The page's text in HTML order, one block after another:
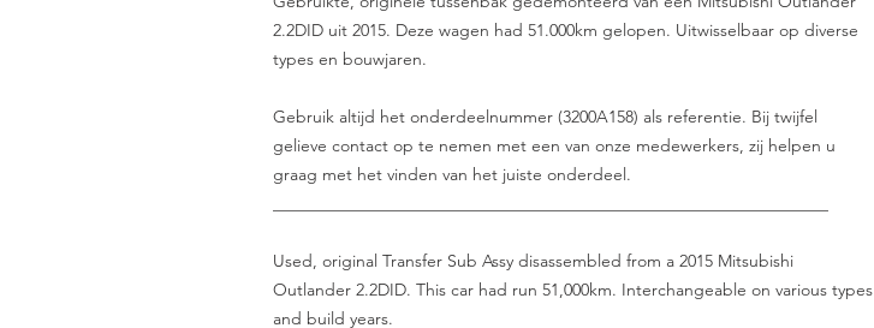
2.2DID uit 2015. Deze wagen had 51.000km gelopen. Uitwisselbaar op diverse
types en bouwjaren.
Gebruik altijd het onderdeelnummer (3200A158) als referentie. Bij twijfel
gelieve contact op te nemen met een van onze medewerkers, zij helpen u
graag met het vinden van het juiste onderdeel.
Used, original Transfer Sub Assy disassembled from a 2015 Mitsubishi
Outlander 2.2DID. This car had run 51,000km. Interchangeable on various types
and build years.